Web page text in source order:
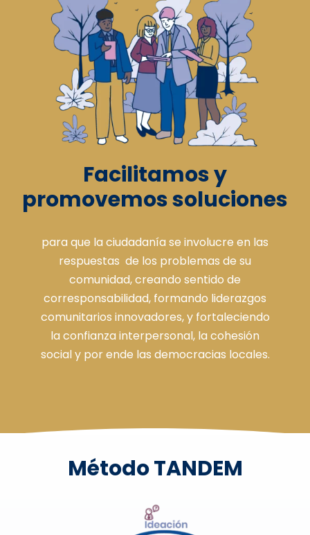
Facilitamos y
promovemos soluciones
para que la ciudadanía se involucre en las
respuestas de los problemas de su
comunidad, creando sentido de
corresponsabilidad, formando liderazgos
comunitarios innovadores, y fortaleciendo
la confianza interpersonal, la cohesión
social y por ende las democracias locales.
Método TANDEM